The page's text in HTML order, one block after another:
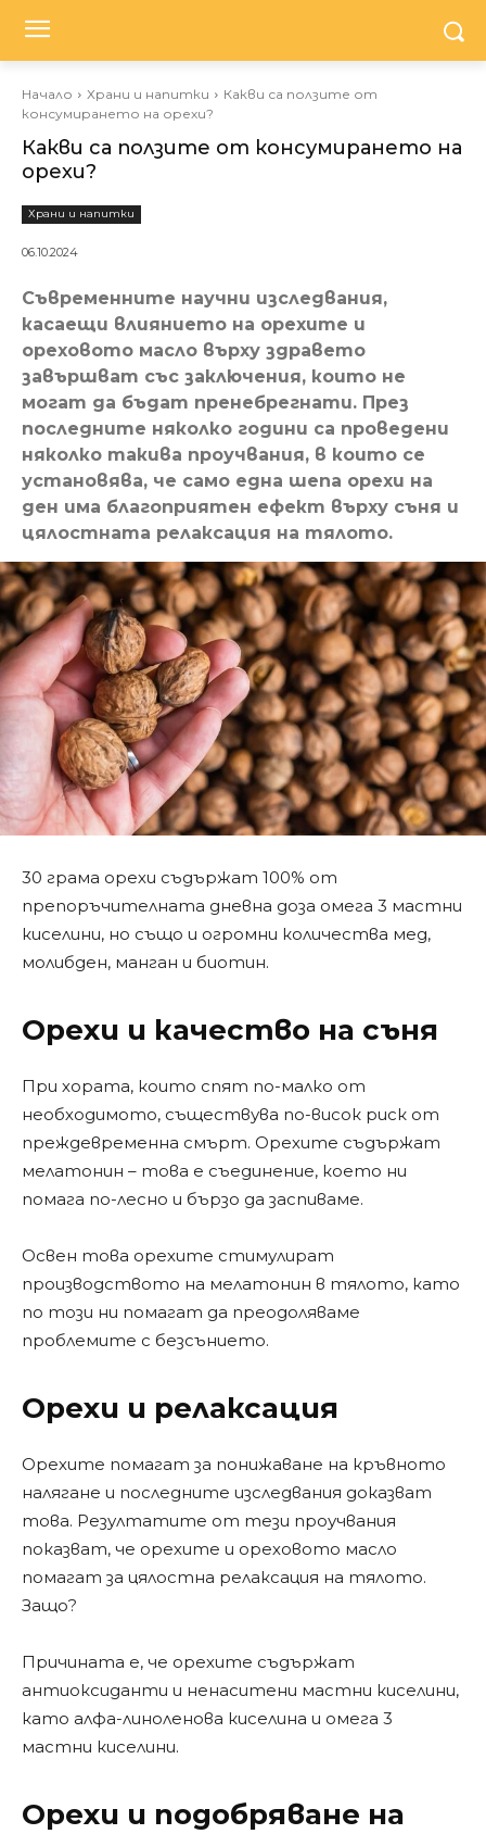
Начало Храни и напитки
Какви са ползите от
консумирането на орехи?
Какви са ползите от консумирането на
орехи?
Храни и напитки
06.10.2024
Съвременните научни изследвания,
касаещи влиянието на орехите и
ореховото масло върху здравето
завършват със заключения, които не
могат да бъдат пренебрегнати. През
последните няколко години са проведени
няколко такива проучвания, в които се
установява, че само една шепа орехи на
ден има благоприятен ефект върху съня и
цялостната релаксация на тялото.
30 грама орехи съдържат 100% от
препоръчителната дневна доза омега 3 мастни
киселини, но също и огромни количества мед,
молибден, манган и биотин.
Орехи и качество на съня
При хората, които спят по-малко от
необходимото, съществува по-висок риск от
преждевременна смърт. Орехите съдържат
мелатонин – това е съединение, което ни
помага по-лесно и бързо да заспиваме.
Освен това орехите стимулират
производството на мелатонин в тялото, като
по този ни помагат да преодоляваме
проблемите с безсънието.
Орехи и релаксация
Орехите помагат за понижаване на кръвното
налягане и последните изследвания доказват
това. Резултатите от тези проучвания
показват, че орехите и ореховото масло
помагат за цялостна релаксация на тялото.
Защо?
Причината е, че орехите съдържат
антиоксиданти и ненаситени мастни киселини,
като алфа-линоленова киселина и омега 3
мастни киселини.
Орехи и подобряване на